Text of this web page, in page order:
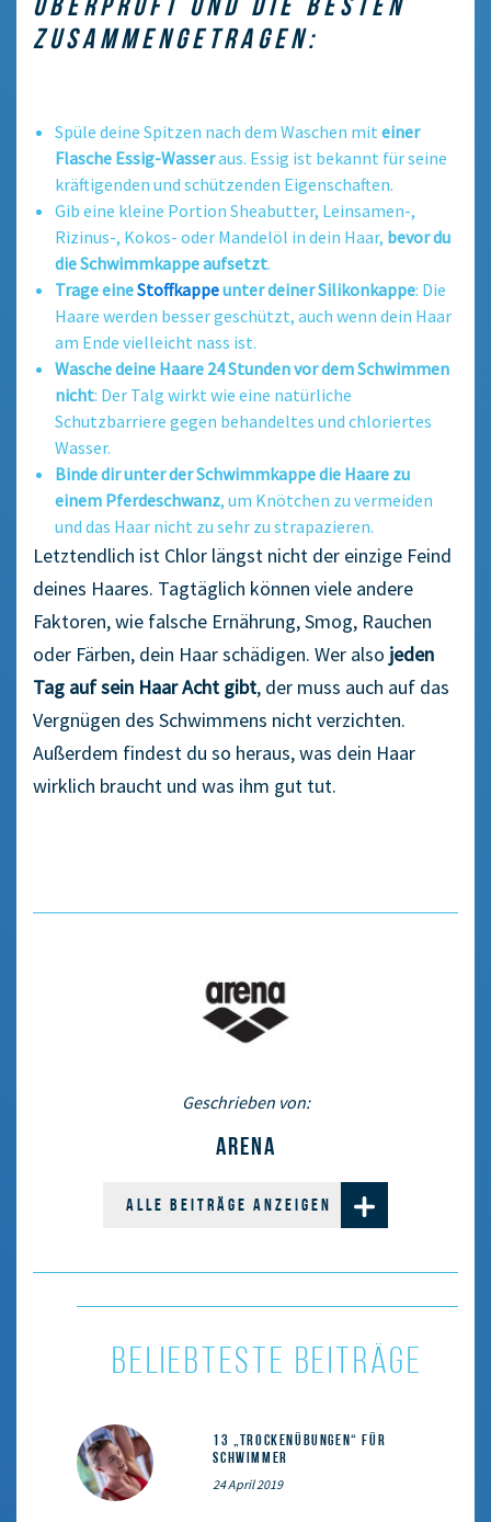
ZUSAMMENGETRAGEN:
Spüle deine Spitzen nach dem Waschen mit einer
Flasche Essig-Wasseraus. Essig ist bekannt für seine
kräftigenden und schützenden Eigenschaften.
Gib eine kleine Portion Sheabutter, Leinsamen-,
Rizinus-, Kokos- oder Mandelöl in dein Haar, bevor du
die Schwimmkappe aufsetzt.
Trage eineStoffkappeunter deiner Silikonkappe: Die
Haare werden besser geschützt, auch wenn dein Haar
am Ende vielleicht nass ist.
Wasche deine Haare 24 Stunden vor dem Schwimmen
nicht: Der Talg wirkt wie eine natürliche
Schutzbarriere gegen behandeltes und chloriertes
Wasser.
Binde dir unter der Schwimmkappe die Haare zu
einem Pferdeschwanz, um Knötchen zu vermeiden
und das Haar nicht zu sehr zu strapazieren.
Letztendlich ist Chlor längst nicht der einzige Feind
deines Haares. Tagtäglich können viele andere
Faktoren, wie falsche Ernährung, Smog, Rauchen
oder Färben, dein Haar schädigen. Wer also jeden
Tag auf sein Haar Acht gibt, der muss auch auf das
Vergnügen des Schwimmens nicht verzichten.
Außerdem findest du so heraus, was dein Haar
wirklich braucht und was ihm gut tut.
Geschrieben von:
ARENA
ALLE BEITRÄGE ANZEIGEN
BELIEBTESTE BEITRÄGE
13 „Trockenübungen“ für
Schwimmer
24 April 2019